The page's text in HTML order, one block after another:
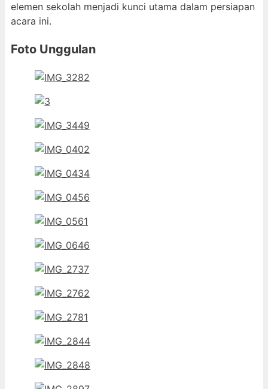
elemen sekolah menjadi kunci utama dalam persiapan
acara ini.
Foto Unggulan